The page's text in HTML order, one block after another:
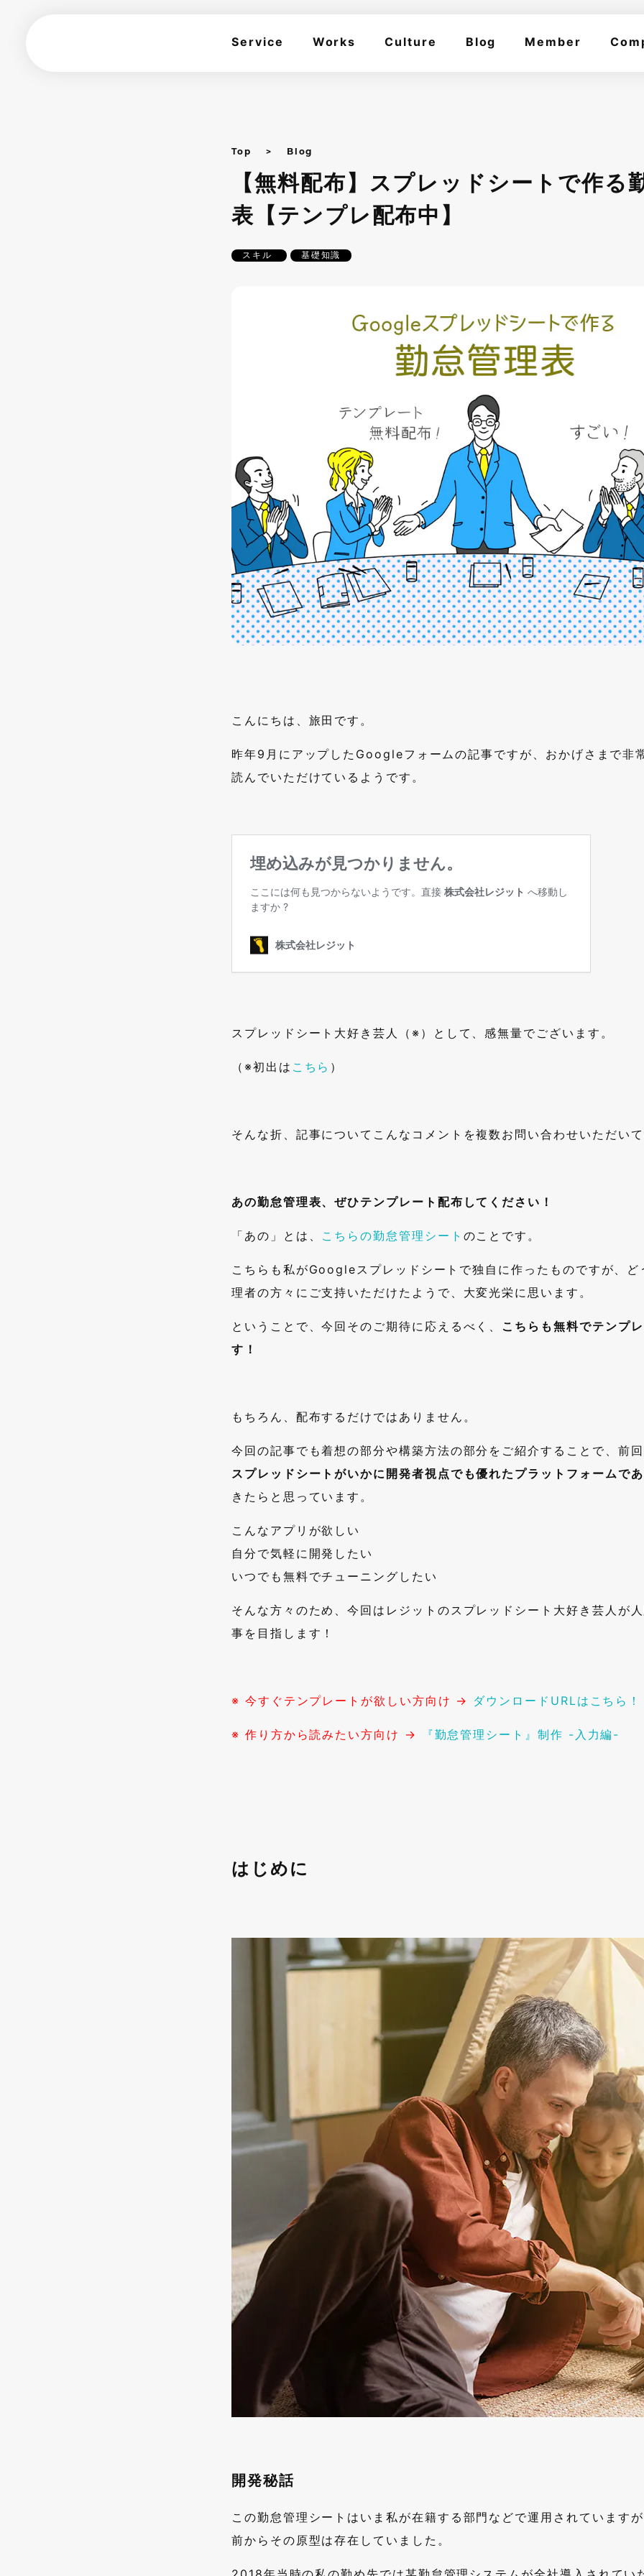
Service Works Culture Blog Member
Top Blog
【無料配布】スプレッドシートで作る
表【テンプレ配布中】
スキル 基礎知識
こんにちは、旅田です。
昨年9月にアップしたGoogleフォームの記事ですが、おかげさまで非
読んでいただけているようです。
スプレッドシート大好き芸人（※）として、感無量でございます。
（※初出は こちら ）
そんな折、記事についてこんなコメントを複数お問い合わせいただいて
あの勤怠管理表、ぜひテンプレート配布してください！
「あの」とは、 こちらの勤怠管理シート のことです。
こちらも私がGoogleスプレッドシートで独自に作ったものですが、ど
理者の方々にご支持いただけたようで、大変光栄に思います。
ということで、今回そのご期待に応えるべく、 こちらも無料でテンプ
す！
もちろん、配布するだけではありません。
今回の記事でも着想の部分や構築方法の部分をご紹介することで、前
スプレッドシートがいかに開発者視点でも優れたプラットフォームで
きたらと思っています。
こんなアプリが欲しい
自分で気軽に開発したい
いつでも無料でチューニングしたい
そんな方々のため、今回はレジットのスプレッドシート大好き芸人が
事を目指します！
※ 今すぐテンプレートが欲しい方向け → ダウンロードURLはこちら！
※ 作り方から読みたい方向け → 『勤怠管理シート』制作 -入力編-
はじめに
開発秘話
この勤怠管理シートはいま私が在籍する部門などで運用されています
前からその原型は存在していました。